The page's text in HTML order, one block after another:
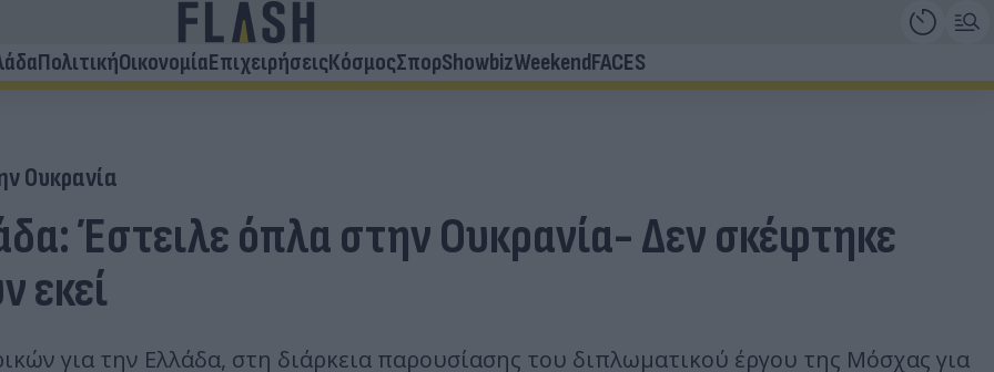
ΠολιτικήΟικονομίαΕπιχειρήσειςΚόσμοςΣπορShowbizWeekendFACES
Ουκρανία
Έστειλε όπλα στην Ουκρανία- Δεν σκέφτηκε
εκεί
για την Ελλάδα, στη διάρκεια παρουσίασης του διπλωματικού έργου της Μόσχας για